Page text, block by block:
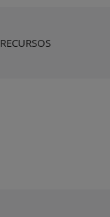
RECURSOS